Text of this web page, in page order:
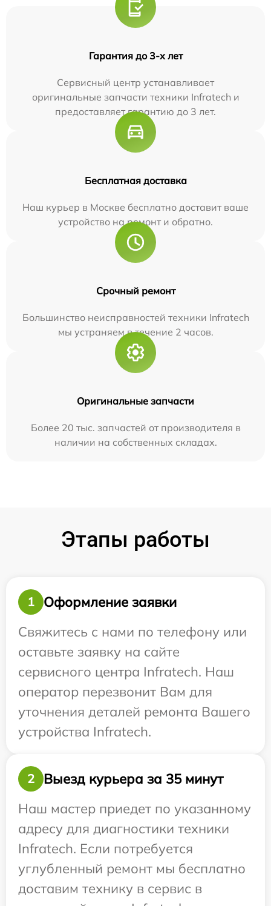
Гарантия до 3-х лет
Сервисный центр устанавливает
оригинальные запчасти техники Infratech и
предоставляет гарантию до 3 лет.
Бесплатная доставка
Наш курьер в Москве бесплатно доставит ваше
устройство на ремонт и обратно.
Срочный ремонт
Большинство неисправностей техники Infratech
мы устраняем в течение 2 часов.
Оригинальные запчасти
Более 20 тыс. запчастей от производителя в
наличии на собственных складах.
Этапы работы
1
Оформление заявки
Свяжитесь с нами по телефону или
оставьте заявку на сайте
сервисного центра Infratech. Наш
оператор перезвонит Вам для
уточнения деталей ремонта Вашего
устройства Infratech.
2
Выезд курьера за 35 минут
Наш мастер приедет по указанному
адресу для диагностики техники
Infratech. Если потребуется
углубленный ремонт мы бесплатно
доставим технику в сервис в